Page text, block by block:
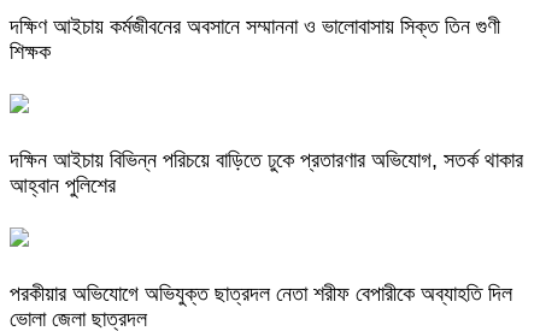
দক্ষিণ আইচায় কর্মজীবনের অবসানে সম্মাননা ও ভালোবাসায় সিক্ত তিন গুণী
শিক্ষক
দক্ষিন আইচায় ‎বিভিন্ন পরিচয়ে বাড়িতে ঢুকে প্রতারণার অভিযোগ, সতর্ক থাকার
আহ্বান পুলিশের
পরকীয়ার অভিযোগে অভিযুক্ত ছাত্রদল নেতা শরীফ বেপারীকে অব্যাহতি দিল
ভোলা জেলা ছাত্রদল